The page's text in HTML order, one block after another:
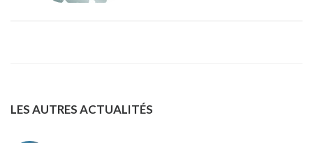
LES AUTRES ACTUALITÉS